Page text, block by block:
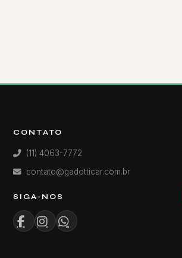
CONTATO
(11) 4063-7772
contato@gadotticar.com.br
SIGA-NOS